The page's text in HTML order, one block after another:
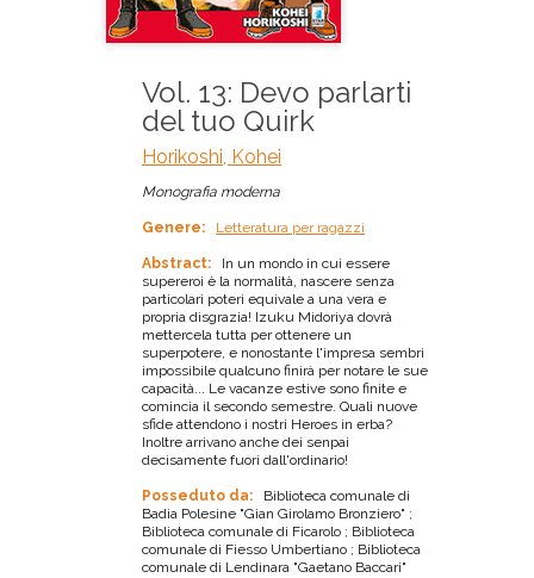
Vol. 13: Devo parlarti
del tuo Quirk
Horikoshi, Kohei
Monografia moderna
Genere: Letteratura per ragazzi
Abstract:
In un mondo in cui essere
supereroi è la normalità, nascere senza
particolari poteri equivale a una vera e
propria disgrazia! Izuku Midoriya dovrà
mettercela tutta per ottenere un
superpotere, e nonostante l'impresa sembri
impossibile qualcuno finirà per notare le sue
capacità... Le vacanze estive sono finite e
comincia il secondo semestre. Quali nuove
sfide attendono i nostri Heroes in erba?
Inoltre arrivano anche dei senpai
decisamente fuori dall'ordinario!
Posseduto da:
Biblioteca comunale di
Badia Polesine "Gian Girolamo Bronziero" ;
Biblioteca comunale di Ficarolo ; Biblioteca
comunale di Fiesso Umbertiano ; Biblioteca
comunale di Lendinara "Gaetano Baccari"